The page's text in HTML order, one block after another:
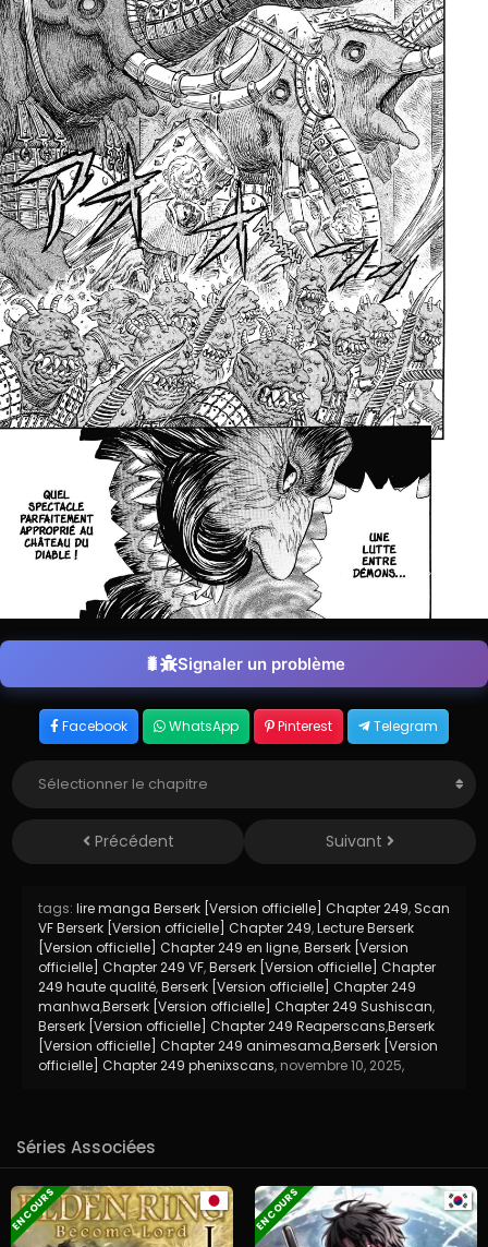
Signaler un problème
Facebook WhatsApp Pinterest Telegram
Précédent Suivant
tags: lire manga Berserk [Version officielle] Chapter 249, Scan
VF Berserk [Version officielle] Chapter 249,Lecture Berserk
[Version officielle] Chapter 249 en ligne,Berserk [Version
officielle] Chapter 249 VF,Berserk [Version officielle] Chapter
249 haute qualité,Berserk [Version officielle] Chapter 249
manhwa,Berserk [Version officielle] Chapter 249 Sushiscan,
Berserk [Version officielle] Chapter 249 Reaperscans,Berserk
[Version officielle] Chapter 249 animesama,Berserk [Version
officielle] Chapter 249 phenixscans, novembre 10, 2025,
Séries Associées
EN COURS EN COURS